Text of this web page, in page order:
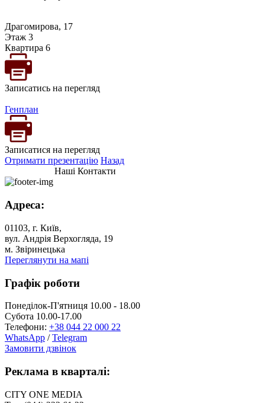
Драгомирова, 17
Этаж 3
Квартира 6
Записатись на перегляд
Генплан
Записатися на перегляд
Отримати презентацію Назад
Наші Контакти
Адреса:
01103, г. Київ,
вул. Андрія Верхогляда, 19
м. Звіринецька
Переглянути на мапі
Графік роботи
Понеділок-П'ятниця 10.00 - 18.00
Субота 10.00-17.00
Телефони: +38 044 22 000 22
WhatsApp /Telegram
Замовити дзвінок
Реклама в кварталі:
CITY ONE MEDIA